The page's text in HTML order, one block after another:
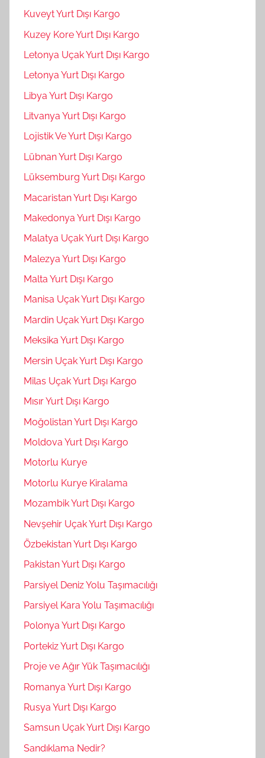
Kuveyt Yurt Dışı Kargo
Kuzey Kore Yurt Dışı Kargo
Letonya Uçak Yurt Dışı Kargo
Letonya Yurt Dışı Kargo
Libya Yurt Dışı Kargo
Litvanya Yurt Dışı Kargo
Lojistik Ve Yurt Dışı Kargo
Lübnan Yurt Dışı Kargo
Lüksemburg Yurt Dışı Kargo
Macaristan Yurt Dışı Kargo
Makedonya Yurt Dışı Kargo
Malatya Uçak Yurt Dışı Kargo
Malezya Yurt Dışı Kargo
Malta Yurt Dışı Kargo
Manisa Uçak Yurt Dışı Kargo
Mardin Uçak Yurt Dışı Kargo
Meksika Yurt Dışı Kargo
Mersin Uçak Yurt Dışı Kargo
Milas Uçak Yurt Dışı Kargo
Mısır Yurt Dışı Kargo
Moğolistan Yurt Dışı Kargo
Moldova Yurt Dışı Kargo
Motorlu Kurye
Motorlu Kurye Kiralama
Mozambik Yurt Dışı Kargo
Nevşehir Uçak Yurt Dışı Kargo
Özbekistan Yurt Dışı Kargo
Pakistan Yurt Dışı Kargo
Parsiyel Deniz Yolu Taşımacılığı
Parsiyel Kara Yolu Taşımacılığı
Polonya Yurt Dışı Kargo
Portekiz Yurt Dışı Kargo
Proje ve Ağır Yük Taşımacılığı
Romanya Yurt Dışı Kargo
Rusya Yurt Dışı Kargo
Samsun Uçak Yurt Dışı Kargo
Sandıklama Nedir?